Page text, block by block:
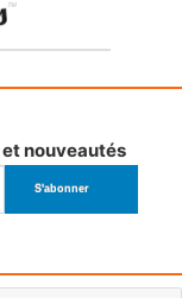
nouveautés